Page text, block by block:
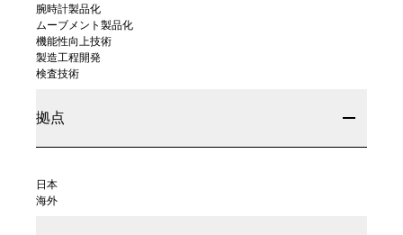
腕時計製品化
ムーブメント製品化
機能性向上技術
製造工程開発
検査技術
拠点
日本
海外